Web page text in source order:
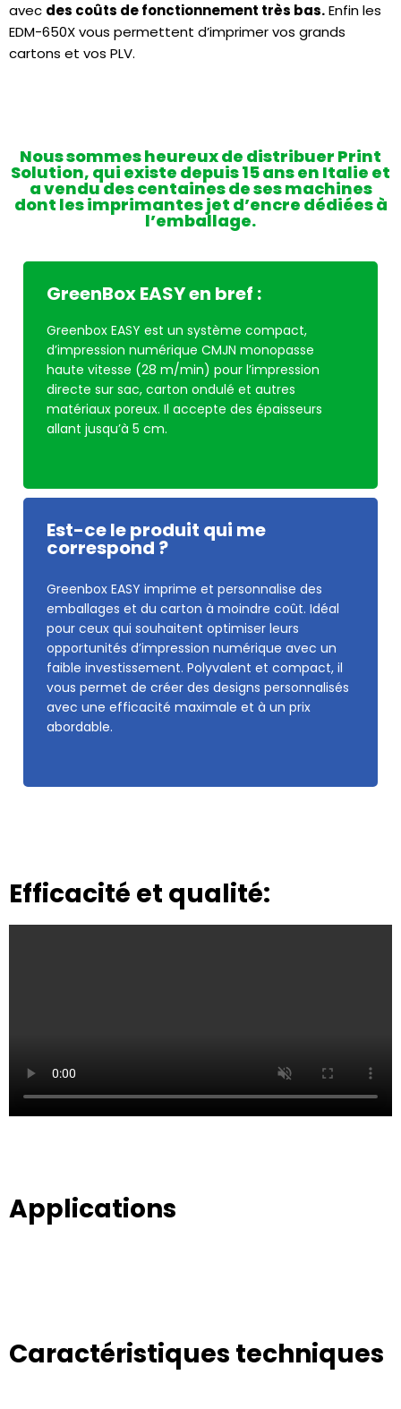
avec des coûts de fonctionnement très bas.Enfin les
EDM-650X vous permettent d’imprimer vos grands
cartons et vos PLV.
Nous sommes heureux de distribuer Print
Solution, qui existe depuis 15 ans en Italie et
a vendu des centaines de ses machines
dont les imprimantes jet d’encre dédiées à
l’emballage.
GreenBox EASY en bref :
Greenbox EASY est un système compact,
d’impression numérique CMJN monopasse
haute vitesse (28 m/min) pour l’impression
directe sur sac, carton ondulé et autres
matériaux poreux. Il accepte des épaisseurs
allant jusqu’à 5 cm.
Est-ce le produit qui me
correspond ?
Greenbox EASY imprime et personnalise des
emballages et du carton à moindre coût. Idéal
pour ceux qui souhaitent optimiser leurs
opportunités d’impression numérique avec un
faible investissement. Polyvalent et compact, il
vous permet de créer des designs personnalisés
avec une efficacité maximale et à un prix
abordable.
Efficacité et qualité:
Applications
Caractéristiques techniques